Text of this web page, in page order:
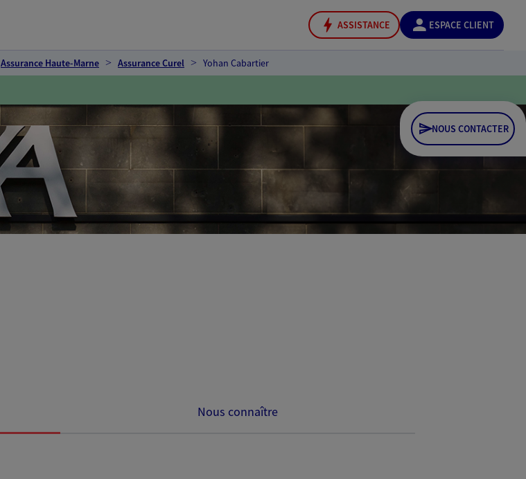
ASSISTANCE ESPACE CLIENT
Assurance Haute-Marne Assurance Curel Yohan Cabartier
NOUS CONTACTER
Nous connaître